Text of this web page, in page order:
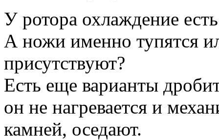
У ротора охлаждение
А ножи именно тупятся
присутствуют?
Есть еще варианты
он не нагревается и
камней, оседают.